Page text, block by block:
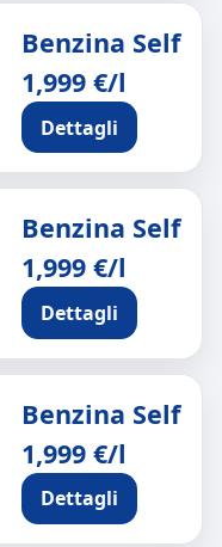
Benzina Self
1,999 €/l
Dettagli
Benzina Self
1,999 €/l
Dettagli
Benzina Self
1,999 €/l
Dettagli